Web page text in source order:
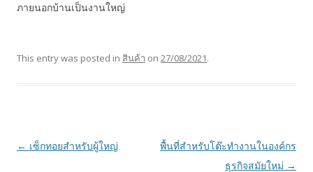
ภายนอกบ้านเป็นงานใหญ่
This entry was posted in สินค้า on 27/08/2021.
Post navigation
← เซ็กทอยสำหรับผู้ใหญ่
พื้นที่สำหรับโต๊ะทำงานในองค์กร
ธุรกิจสมัยใหม่ →